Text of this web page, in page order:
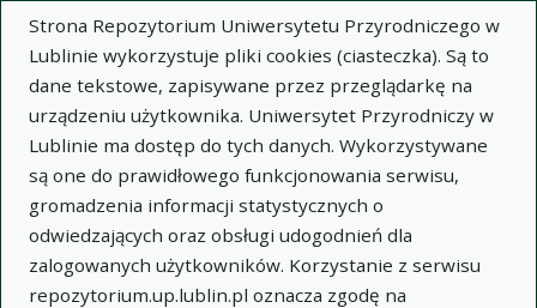
Strona Repozytorium Uniwersytetu Przyrodniczego w
Lublinie wykorzystuje pliki cookies (ciasteczka). Są to
dane tekstowe, zapisywane przez przeglądarkę na
urządzeniu użytkownika. Uniwersytet Przyrodniczy w
Lublinie ma dostęp do tych danych. Wykorzystywane
są one do prawidłowego funkcjonowania serwisu,
gromadzenia informacji statystycznych o
odwiedzających oraz obsługi udogodnień dla
zalogowanych użytkowników. Korzystanie z serwisu
repozytorium.up.lublin.pl oznacza zgodę na
Repozytorium Uniwersytetu
Przyrodniczego w Lublinie
Indeksy